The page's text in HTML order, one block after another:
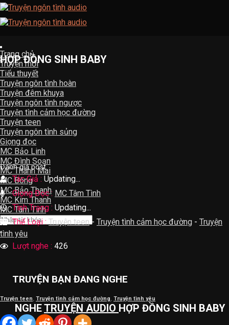
Skip
to
content
Trang chủ
Truyện mới
Tiểu thuyết
Truyện ngôn tình hoàn
Truyện đêm khuya
Truyện ngôn tình ngược
Truyện tình cảm học đường
Truyện teen
Truyện ngôn tình sủng
Giọng đọc
MC Bảo Linh
MC Đình Soạn
MC Thanh Mai
MC Bông
MC Bảo Thanh
MC Kim Thanh
MC Tâm Tình
HỢP ĐỒNG SINH BABY
Đánh giá post
Tác Giả : Updating...
Giọng Đọc : MC Tâm Tình
Tình Trạng : Updating...
Thể Loại :Truyện teen- Truyện tình cảm học đường - Truyện
tình yêu
Lượt nghe : 426
TRUYỆN BẠN ĐANG NGHE
Truyện teen, Truyện tình cảm học đường, Truyện tình yêu
NGHETRUYỆN AUDIO HỢP ĐỒNG SINH BABY